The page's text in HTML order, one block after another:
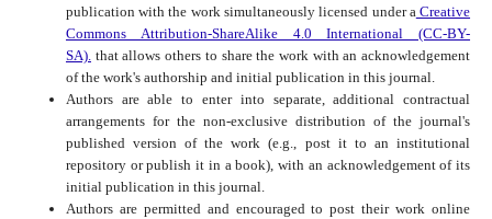
publication with the work simultaneously licensed under aCreative
Commons Attribution-ShareAlike 4.0 International (CC-BY-
SA).that allows others to share the work with an acknowledgement
of the work's authorship and initial publication in this journal.
Authors are able to enter into separate, additional contractual
arrangements for the non-exclusive distribution of the journal's
published version of the work (e.g., post it to an institutional
repository or publish it in a book), with an acknowledgement of its
initial publication in this journal.
Authors are permitted and encouraged to post their work online